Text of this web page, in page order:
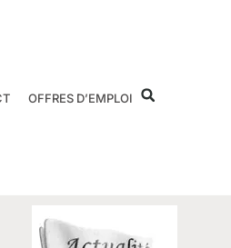
OFFRES D’EMPLOI